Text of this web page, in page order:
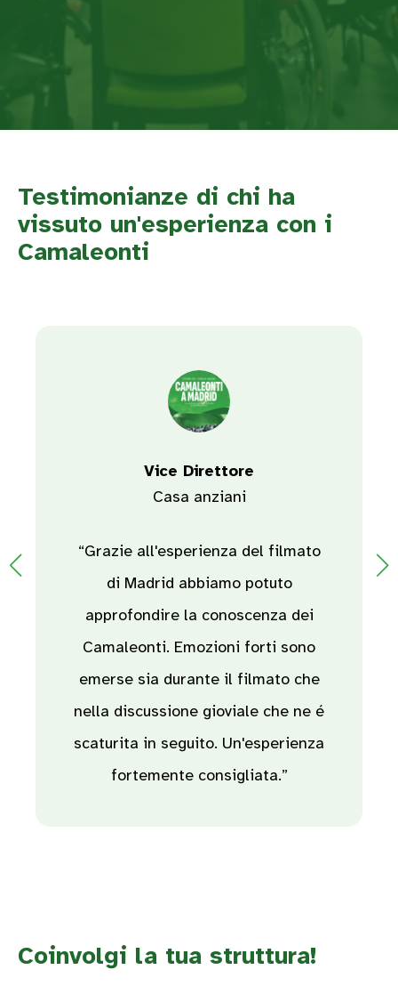
Testimonianze di chi ha
vissuto un'esperienza con i
Camaleonti
Vice Direttore
Casa anziani
“Grazie all'esperienza del filmato
di Madrid abbiamo potuto
approfondire la conoscenza dei
Camaleonti. Emozioni forti sono
emerse sia durante il filmato che
nella discussione gioviale che ne é
scaturita in seguito. Un'esperienza
fortemente consigliata.”
Coinvolgi la tua struttura!